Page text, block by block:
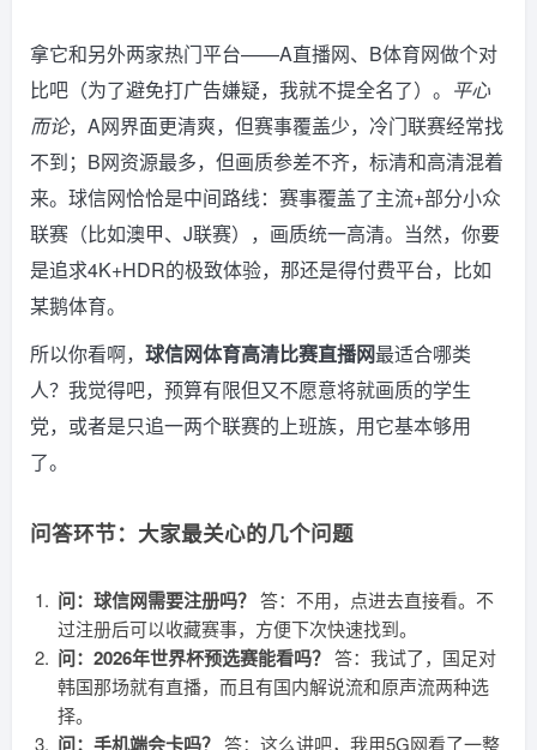
拿它和另外两家热门平台——A直播网、B体育网做个对
比吧（为了避免打广告嫌疑，我就不提全名了）。 平心
而论，A网界面更清爽，但赛事覆盖少，冷门联赛经常找
不到；B网资源最多，但画质参差不齐，标清和高清混着
来。球信网恰恰是中间路线：赛事覆盖了主流+部分小众
联赛（比如澳甲、J联赛），画质统一高清。当然，你要
是追求4K+HDR的极致体验，那还是得付费平台，比如
某鹅体育。
所以你看啊， 球信网体育高清比赛直播网最适合哪类
人？我觉得吧，预算有限但又不愿意将就画质的学生
党，或者是只追一两个联赛的上班族，用它基本够用
了。
问答环节：大家最关心的几个问题
问：球信网需要注册吗？ 答：不用，点进去直接看。不
过注册后可以收藏赛事，方便下次快速找到。
问：2026年世界杯预选赛能看吗？ 答：我试了，国足对
韩国那场就有直播，而且有国内解说流和原声流两种选
择。
问：手机端会卡吗？ 答：这么讲吧，我用5G网看了一整